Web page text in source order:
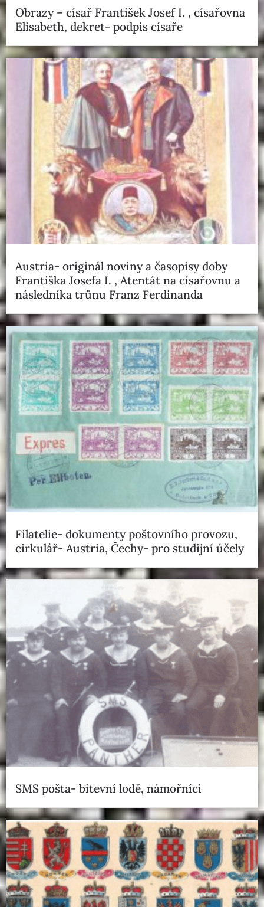
Obrazy – císař František Josef I. , císařovna
Elisabeth, dekret- podpis císaře
Austria- originál noviny a časopisy doby
Františka Josefa I. , Atentát na císařovnu a
následníka trůnu Franz Ferdinanda
Filatelie- dokumenty poštovního provozu,
cirkulář- Austria, Čechy- pro studijní účely
SMS pošta- bitevní lodě, námořníci